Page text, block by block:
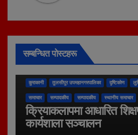
सम्बन्धित पोस्टहरू
कुराकानी तुलसीपुर उपमहानगरपालिका दृष्टिकोण
समाचार सम्पादकीय सम्पादकीय स्थानीय समाचार
क्रियाकलापमा आधारित
कार्यशाला सञ्चालन